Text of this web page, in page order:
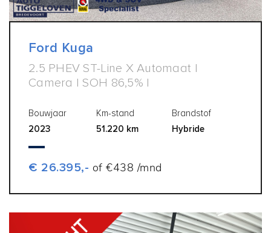
Ford Kuga
2.5 PHEV ST-Line X Automaat |
Camera | SOH 86,5% |
Bouwjaar
2023
Km-stand
51.220 km
Brandstof
Hybride
€ 26.395,- of €438 /mnd